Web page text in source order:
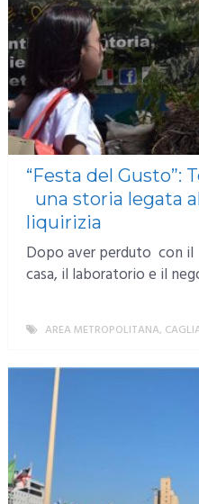
“Festa del Gusto”:
una storia legata
liquirizia
Dopo aver perduto con
casa, il laboratorio e il
AREA METROPOLITANA,